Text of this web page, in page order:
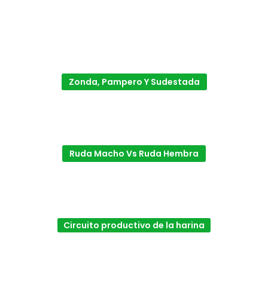
Zonda, Pampero Y Sudestada
Ruda Macho Vs Ruda Hembra
Circuito productivo de la harina